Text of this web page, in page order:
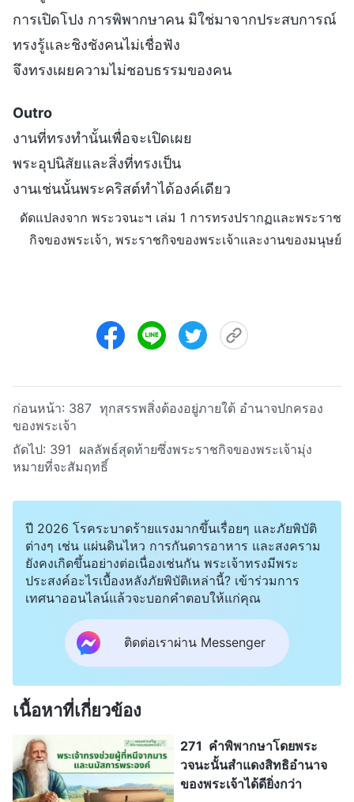
การเปิดโปง การพิพากษาคน มิใช่มาจากประสบการณ์
ทรงรู้และชิงชังคนไม่เชื่อฟัง
จึงทรงเผยความไม่ชอบธรรมของคน
Outro
งานที่ทรงทำนั้นเพื่อจะเปิดเผย
พระอุปนิสัยและสิ่งที่ทรงเป็น
งานเช่นนั้นพระคริสต์ทำได้องค์เดียว
ดัดแปลงจาก พระวจนะฯ เล่ม 1 การทรงปรากฏและพระราช
กิจของพระเจ้า, พระราชกิจของพระเจ้าและงานของมนุษย์
ก่อนหน้า: 387 ทุกสรรพสิ่งต้องอยู่ภายใต้ อำนาจปกครอง
ของพระเจ้า
ถัดไป: 391 ผลลัพธ์สุดท้ายซึ่งพระราชกิจของพระเจ้ามุ่ง
หมายที่จะสัมฤทธิ์
ปี 2026 โรคระบาดร้ายแรงมากขึ้นเรื่อยๆ และภัยพิบัติ
ต่างๆ เช่น แผ่นดินไหว การกันดารอาหาร และสงคราม
ยังคงเกิดขึ้นอย่างต่อเนื่องเช่นกัน พระเจ้าทรงมีพระ
ประสงค์อะไรเบื้องหลังภัยพิบัติเหล่านี้? เข้าร่วมการ
เทศนาออนไลน์แล้วจะบอกคำตอบให้แก่คุณ
ติดต่อเราผ่าน Messenger
เนื้อหาที่เกี่ยวข้อง
271 คำพิพากษาโดยพระ
วจนะนั้นสำแดงสิทธิอำนาจ
ของพระเจ้าได้ดียิ่งกว่า